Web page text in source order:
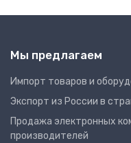
Мы предлагаем
Импорт товаров и
Экспорт из России в
Продажа электронных
производителей